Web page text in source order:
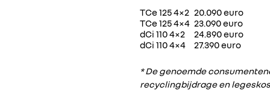
TCe 125 4×2 20.090 euro
TCe 125 4×4 23.090 euro
dCi 110 4×2
24.890 euro
dCi 110 4×4
27.390 euro
* De genoemde
recyclingbijdrage en